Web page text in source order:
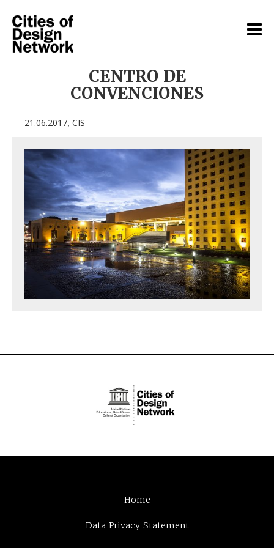
CENTRO DE
CONVENCIONES
21.06.2017, CIS
Home
Data Privacy Statement